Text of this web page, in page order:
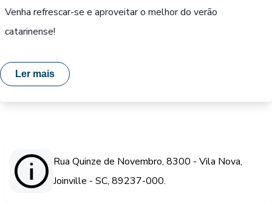
Venha refrescar-se e aproveitar o melhor do verão
catarinense!
Ler mais
Rua Quinze de Novembro, 8300 - Vila Nova,
Joinville - SC, 89237-000.